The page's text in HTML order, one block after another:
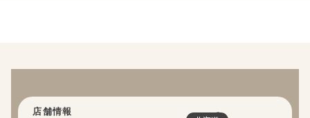
店舗情報